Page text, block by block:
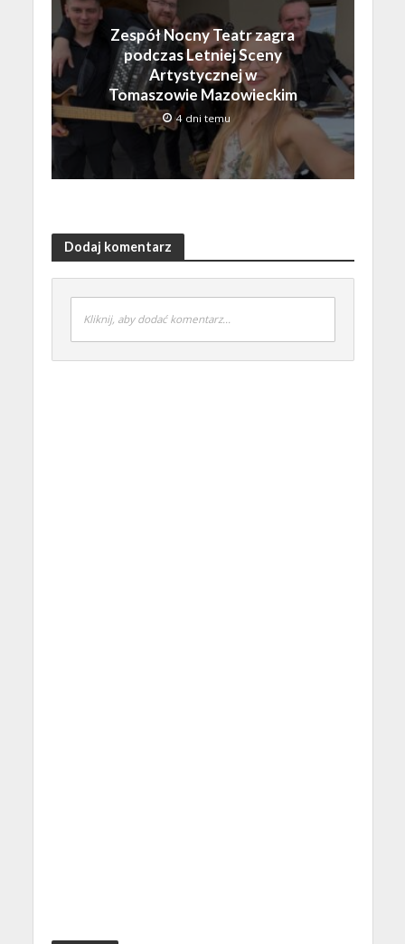
Zespół Nocny Teatr zagra
podczas Letniej Sceny
Artystycznej w
Tomaszowie Mazowieckim
4 dni temu
Dodaj komentarz
Kliknij, aby dodać komentarz...